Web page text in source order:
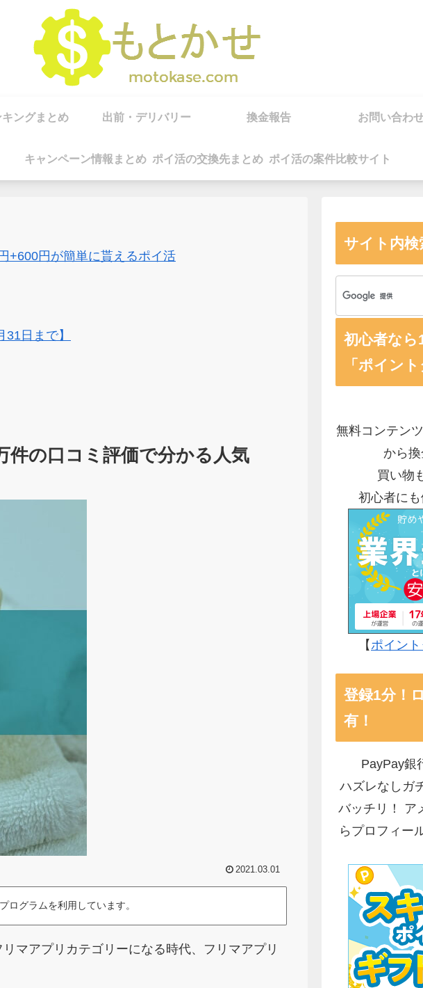
キングまとめ 出前・デリバリー 換金報告 お問い合わ
キャンペーン情報まとめ ポイ活の交換先まとめ ポイ活の案件比較サイト
+600円が簡単に貰えるポイ活
日まで】
件の口コミ評価で分かる人気
2021.03.01
ログラムを利用しています。
マアプリカテゴリーになる時代、フリマアプリ
サイト内検
初心者なら
「ポイント
無料コンテン
から換
買い物
初心者に
【ポイン
登録1分！
有！
PayPay銀
ハズレなしガ
バッチリ！ ア
らプロフィー